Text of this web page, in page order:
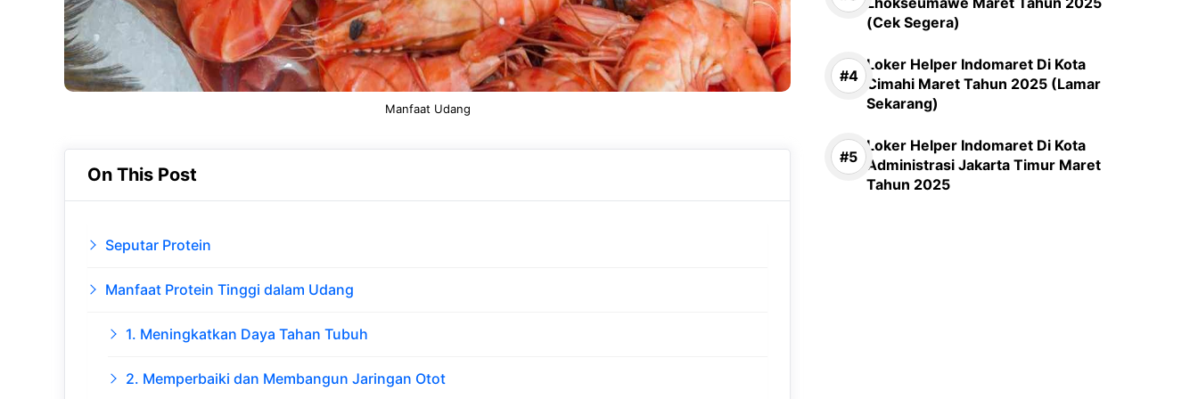
Manfaat Udang
On This Post
Seputar Protein
Manfaat Protein Tinggi dalam Udang
1. Meningkatkan Daya Tahan Tubuh
2. Memperbaiki dan Membangun Jaringan Otot
(Cek Segera)
Loker Helper Indomaret Di Kota
Cimahi Maret Tahun 2025 (Lamar
Sekarang)
Loker Helper Indomaret Di Kota
Administrasi Jakarta Timur Maret
Tahun 2025